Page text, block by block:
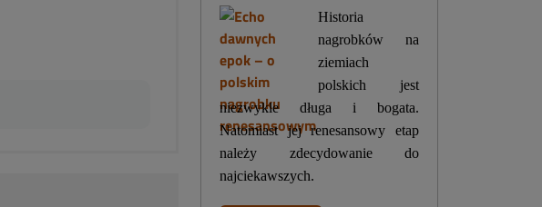
Historia
nagrobków na
ziemiach
polskich jest
niezwykle długa i bogata.
Natomiast jej renesansowy etap
należy zdecydowanie do
najciekawszych.